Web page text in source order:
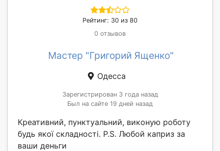
Рейтинг: 30 из 80
0 отзывов
Мастер "Григорий Ященко"
Одесса
Зарегистрирован 3 года назад
Был на сайте 19 дней назад
Креативний, пунктуальний, виконую роботу
будь якої складності. P.S. Любой каприз за
ваши деньги